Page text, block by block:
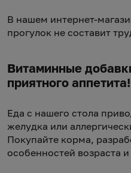
В нашем интернет-
прогулок не составит
Витаминные
приятного аппетита!
Еда с нашего стола
желудка или
Покупайте корма,
особенностей возраста